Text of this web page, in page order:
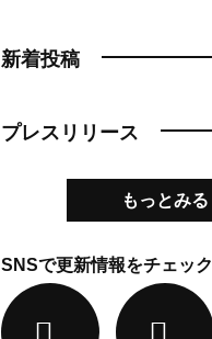
新着投稿
プレスリリース
もっとみる
SNSで更新情報をチェック